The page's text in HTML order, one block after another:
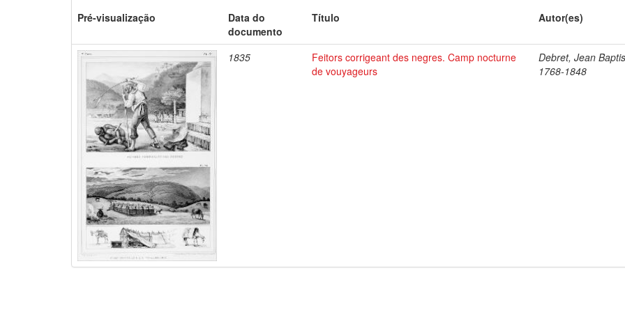
Pré-visualização
Data do
documento
Título Autor(es)
1835
Feitors corrigeant des negres. Camp nocturne
de vouyageurs
Debret, Jean
1768-1848